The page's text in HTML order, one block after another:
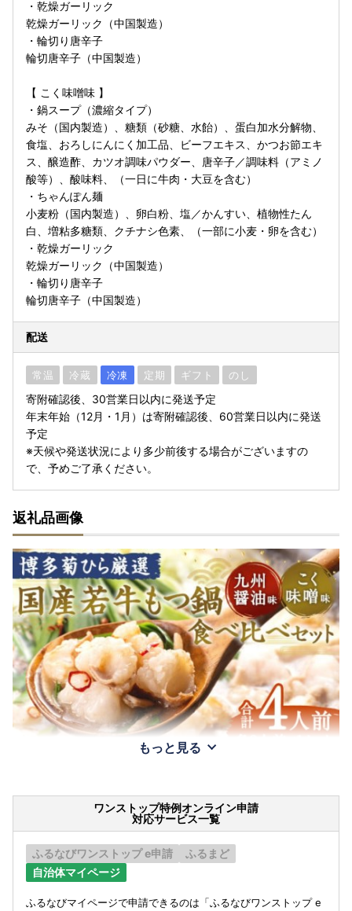
・乾燥ガーリック
乾燥ガーリック（中国製造）
・輪切り唐辛子
輪切唐辛子（中国製造）
【 こく味噌味 】
・鍋スープ（濃縮タイプ）
みそ（国内製造）、糖類（砂糖、水飴）、蛋白加水分解物、
食塩、おろしにんにく加工品、ビーフエキス、かつお節エキ
ス、醸造酢、カツオ調味パウダー、唐辛子／調味料（アミノ
酸等）、酸味料、（一日に牛肉・大豆を含む）
・ちゃんぽん麺
小麦粉（国内製造）、卵白粉、塩／かんすい、植物性たん
白、増粘多糖類、クチナシ色素、（一部に小麦・卵を含む）
・乾燥ガーリック
乾燥ガーリック（中国製造）
・輪切り唐辛子
輪切唐辛子（中国製造）
配送
常温 冷蔵 冷凍 定期 ギフト のし
寄附確認後、30営業日以内に発送予定
年末年始（12月・1月）は寄附確認後、60営業日以内に発送
予定
※天候や発送状況により多少前後する場合がございますの
で、予めご了承ください。
返礼品画像
もっと見る
ワンストップ特例オンライン申請
対応サービス一覧
ふるなびワンストップ e申請
ふるまど
自治体マイページ
ふるなびマイページで申請できるのは「ふるなびワンストップ e